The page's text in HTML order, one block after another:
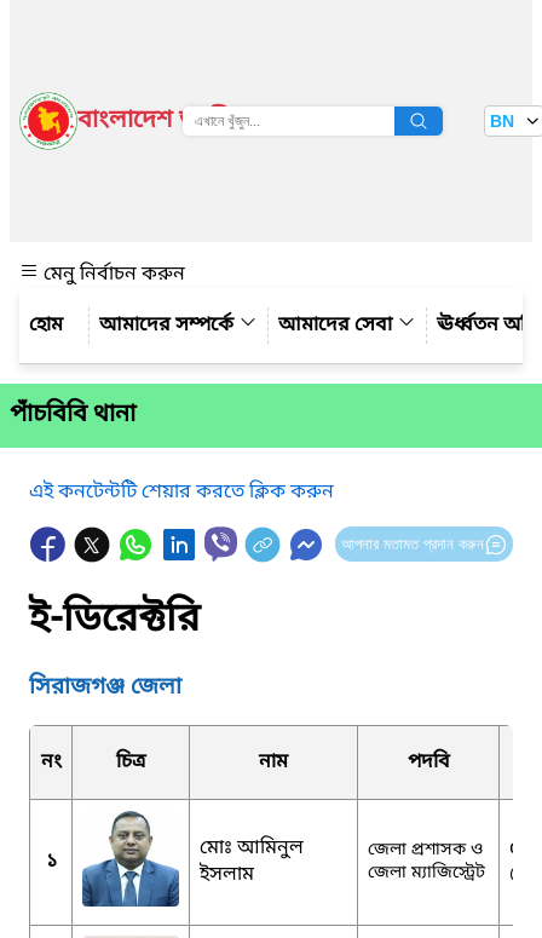
বাংলাদেশ জাতীয় তথ্য বাতায়ন BN
মেনু নির্বাচন করুন
আমাদের সম্পর্কে
আমাদের সেবা ঊর্ধ্বতন
পাঁচবিবি থানা
এই কনটেন্টটি শেয়ার করতে ক্লিক করুন
আপনার মতামত প্রদান করুন
ই-ডিরেক্টরি
সিরাজগঞ্জ জেলা
নং চিত্র নাম পদবি
১
মোঃ আমিনুল
ইসলাম
জেলা প্রশাসক ও
জেলা ম্যাজিস্ট্রেট